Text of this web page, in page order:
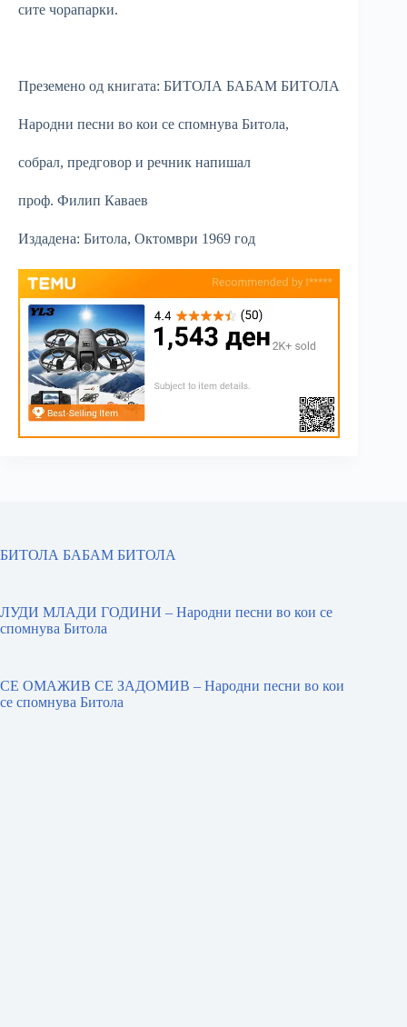
сите чорапарки.
Преземено од книгата: БИТОЛА БАБАМ БИТОЛА
Народни песни во кои се спомнува Битола,
собрал, предговор и речник напишал
проф. Филип Каваев
Издадена: Битола, Октомври 1969 год
БИТОЛА БАБАМ БИТОЛА
ЛУДИ МЛАДИ ГОДИНИ – Народни песни во кои се
спомнува Битола
СЕ ОМАЖИВ СЕ ЗАДОМИВ – Народни песни во кои
се спомнува Битола